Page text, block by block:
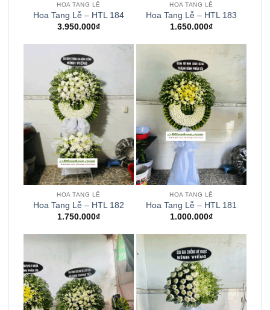
HOA TANG LỄ
Hoa Tang Lễ – HTL 184
3.950.000₫
HOA TANG LỄ
Hoa Tang Lễ – HTL 183
1.650.000₫
HOA TANG LỄ
Hoa Tang Lễ – HTL 182
1.750.000₫
HOA TANG LỄ
Hoa Tang Lễ – HTL 181
1.000.000₫